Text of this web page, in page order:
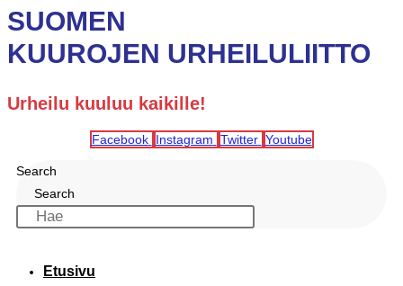
SUOMEN
KUUROJEN URHEILULIITTO
Urheilu kuuluu kaikille!
Facebook Instagram Twitter Youtube
Search
Search
Etusivu